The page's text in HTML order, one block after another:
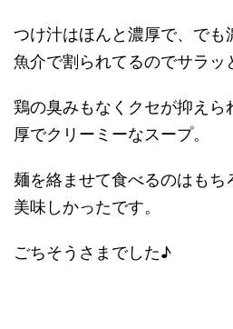
つけ汁はほんと濃厚で、でも
魚介で割られてるのでサラッ
鶏の臭みもなくクセが抑えら
厚でクリーミーなスープ。
麺を絡ませて食べるのはもち
美味しかったです。
ごちそうさまでした♪